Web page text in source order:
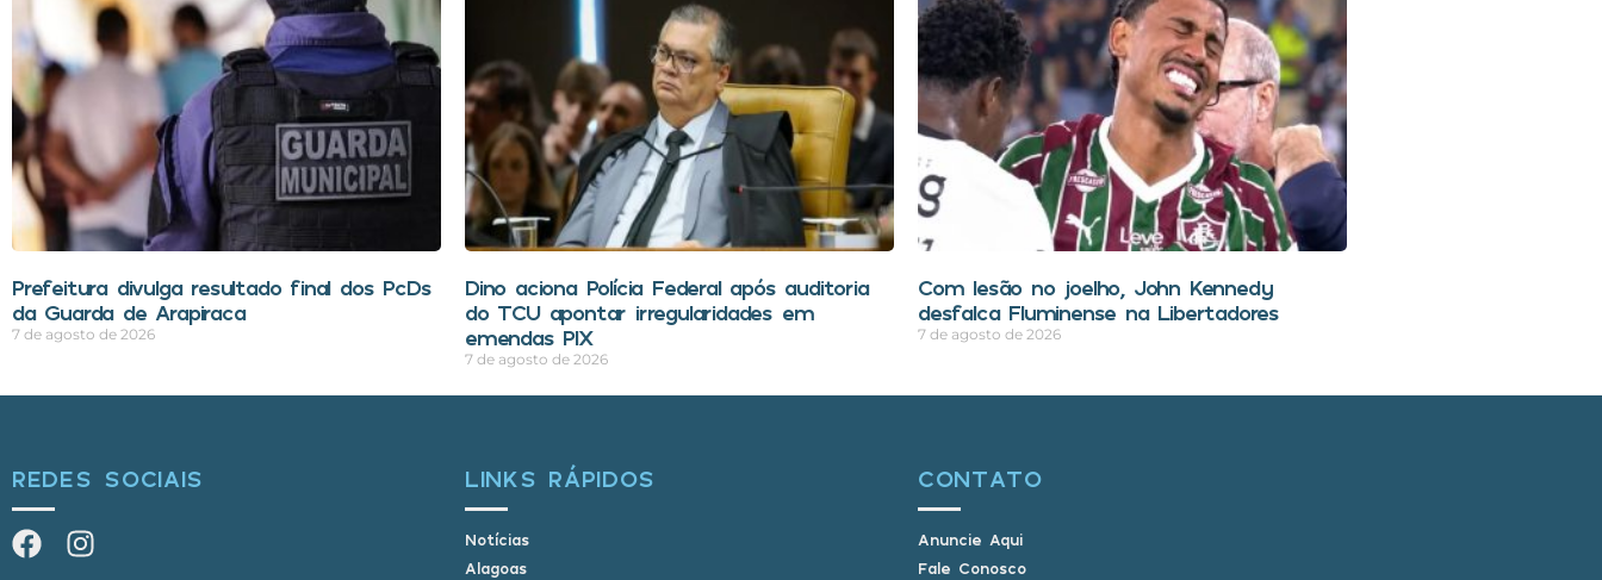
Prefeitura divulga resultado final dos PcDs
da Guarda de Arapiraca
7 de agosto de 2026
Dino aciona Polícia Federal após auditoria
do TCU apontar irregularidades em
emendas PIX
7 de agosto de 2026
Com lesão no joelho, John Kennedy
desfalca Fluminense na Libertadores
7 de agosto de 2026
REDES SOCIAIS LINKS RÁPIDOS
Notícias
Alagoas
CONTATO
Anuncie Aqui
Fale Conosco